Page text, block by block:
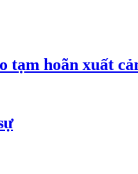
tạm hoãn xuất